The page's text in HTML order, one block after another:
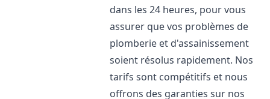
dans les 24 heures, pour vous
assurer que vos problèmes de
plomberie et d'assainissement
soient résolus rapidement. Nos
tarifs sont compétitifs et nous
offrons des garanties sur nos